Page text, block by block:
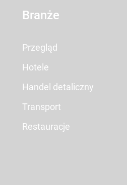
Branże
Przegląd
Hotele
Handel detaliczny
Transport
Restauracje